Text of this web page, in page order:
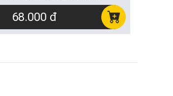
68.000 đ